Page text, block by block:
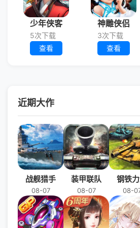
少年侠客
5次下载
查看
神雕侠侣
3次下载
查看
近期大作
战舰猎手
08-07
装甲联队
08-07
钢铁
08-